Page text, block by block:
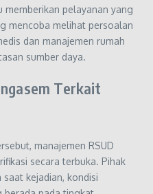
memberikan pelayanan yang
mencoba melihat persoalan
dan manajemen rumah
sumber daya.
Terkait
manajemen RSUD
secara terbuka. Pihak
kejadian, kondisi